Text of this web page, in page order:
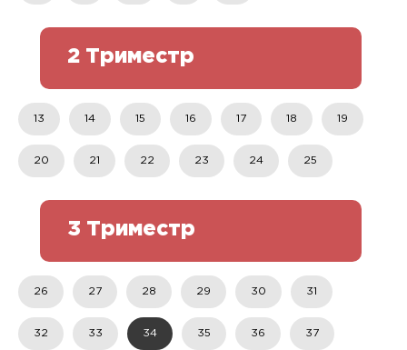
2 Триместр
13 14 15 16 17 18 19
20 21 22 23 24 25
3 Триместр
26 27 28 29 30 31
32 33 34 35 36 37